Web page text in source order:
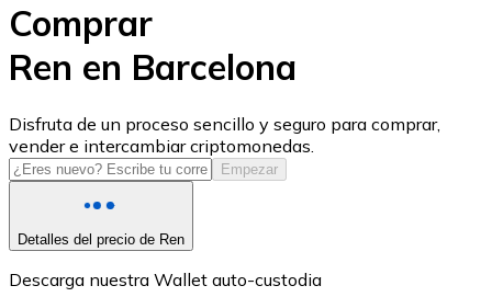
USD Coin
USDC
Comprar
Ren en Barcelona
Disfruta de un proceso sencillo y seguro para comprar,
vender e intercambiar criptomonedas.
Empezar
Detalles del precio de Ren
Descarga nuestra Wallet auto-custodia